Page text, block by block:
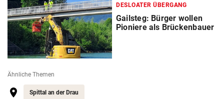
DESLOATER ÜBERGANG
Gailsteg: Bürger wollen
Pioniere als Brückenbauer
Ähnliche Themen
Spittal an der Drau